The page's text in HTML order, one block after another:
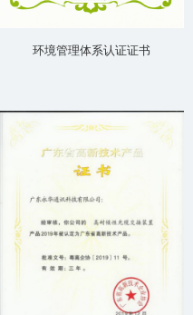
环境管理体系认证证书